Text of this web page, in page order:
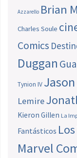
Azzarello Brian
Charles Soule
Comics
Duggan
Tynion IV
Lemire
Kieron Gillen La
Fantásticos
Marvel